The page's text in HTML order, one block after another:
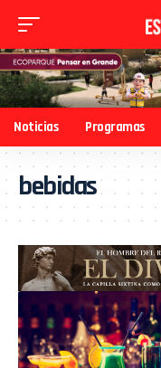
Noticias Programas
bebidas